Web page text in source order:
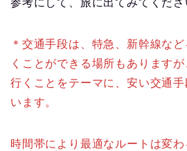
参考にして、旅に出てみてくださ
＊交通手段は、特急、新幹線な
くことができる場所もあります
行くことをテーマに、安い交通
います。
時間帯により最適なルートは変